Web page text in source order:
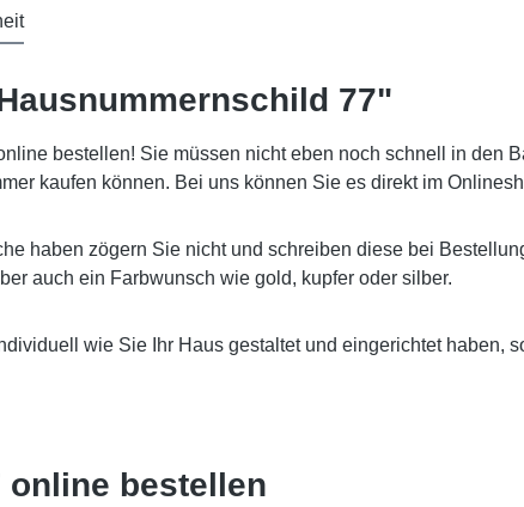
77"
bestellen! Sie müssen nicht eben noch schnell in den
kaufen können. Bei uns können Sie es direkt im
haben zögern Sie nicht und schreiben diese bei
auch ein Farbwunsch wie gold, kupfer oder silber.
wie Sie Ihr Haus gestaltet und eingerichtet haben,
online bestellen